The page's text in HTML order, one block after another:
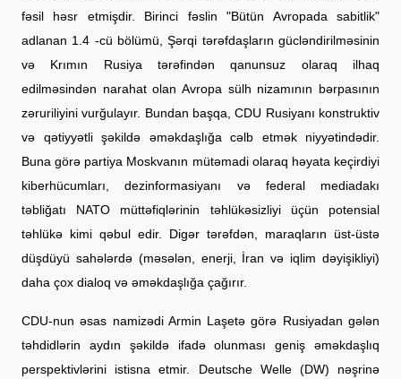
fəsil həsr etmişdir. Birinci fəslin "Bütün Avropada sabitlik"
adlanan 1.4 -cü bölümü, Şərqi tərəfdaşların gücləndirilməsinin
və Krımın Rusiya tərəfindən qanunsuz olaraq ilhaq
edilməsindən narahat olan Avropa sülh nizamının bərpasının
zəruriliyini vurğulayır. Bundan başqa, CDU Rusiyanı konstruktiv
və qətiyyətli şəkildə əməkdaşlığa cəlb etmək niyyətindədir.
Buna görə partiya Moskvanın mütəmadi olaraq həyata keçirdiyi
kiberhücumları, dezinformasiyanı və federal mediadakı
təbliğatı NATO müttəfiqlərinin təhlükəsizliyi üçün potensial
təhlükə kimi qəbul edir. Digər tərəfdən, maraqların üst-üstə
düşdüyü sahələrdə (məsələn, enerji, İran və iqlim dəyişikliyi)
daha çox dialoq və əməkdaşlığa çağırır.
CDU-nun əsas namizədi Armin Laşetə görə Rusiyadan gələn
təhdidlərin aydın şəkildə ifadə olunması geniş əməkdaşlıq
perspektivlərini istisna etmir. Deutsche Welle (DW) nəşrinə